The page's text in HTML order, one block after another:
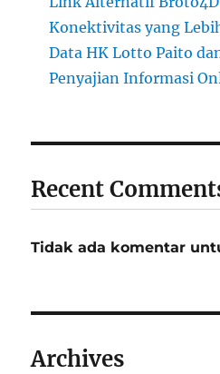
Konektivitas yang
Data HK Lotto Paito
Penyajian Informasi
Recent
Tidak ada komentar
Archives